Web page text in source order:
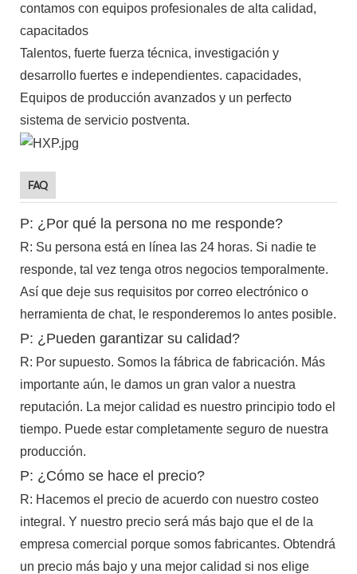
contamos con equipos profesionales de alta calidad,
capacitados
Talentos, fuerte fuerza técnica, investigación y
desarrollo fuertes e independientes. capacidades,
Equipos de producción avanzados y un perfecto
sistema de servicio postventa.
FAQ
P: ¿Por qué la persona no me responde?
R: Su persona está en línea las 24 horas. Si nadie te
responde, tal vez tenga otros negocios temporalmente.
Así que deje sus requisitos por correo electrónico o
herramienta de chat, le responderemos lo antes posible.
P: ¿Pueden garantizar su calidad?
R: Por supuesto. Somos la fábrica de fabricación. Más
importante aún, le damos un gran valor a nuestra
reputación. La mejor calidad es nuestro principio todo el
tiempo. Puede estar completamente seguro de nuestra
producción.
P: ¿Cómo se hace el precio?
R: Hacemos el precio de acuerdo con nuestro costeo
integral. Y nuestro precio será más bajo que el de la
empresa comercial porque somos fabricantes. Obtendrá
un precio más bajo y una mejor calidad si nos elige